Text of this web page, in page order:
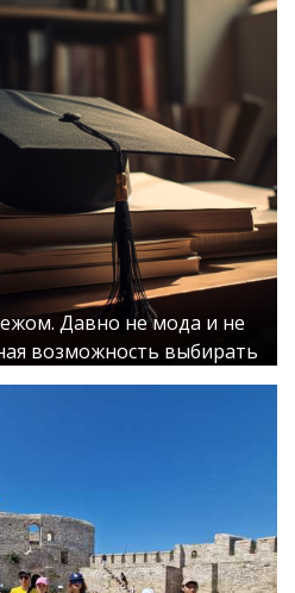
Давно не мода и не
возможность выбирать